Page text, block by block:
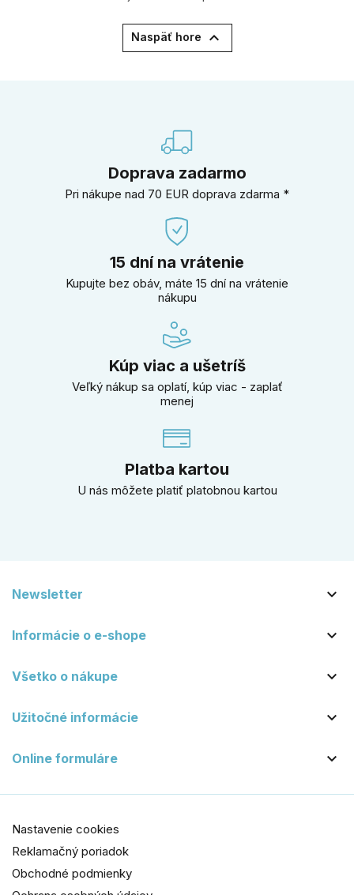
Naspäť hore 
Doprava zadarmo
Pri nákupe nad 70 EUR doprava zdarma *
15 dní na vrátenie
Kupujte bez obáv, máte 15 dní na vrátenie
nákupu
Kúp viac a ušetríš
Veľký nákup sa oplatí, kúp viac - zaplať
menej
Platba kartou
U nás môžete platiť platobnou kartou
Newsletter 
Informácie o e-shope 
Všetko o nákupe 
Užitočné informácie 
Online formuláre 
Nastavenie cookies
Reklamačný poriadok
Obchodné podmienky